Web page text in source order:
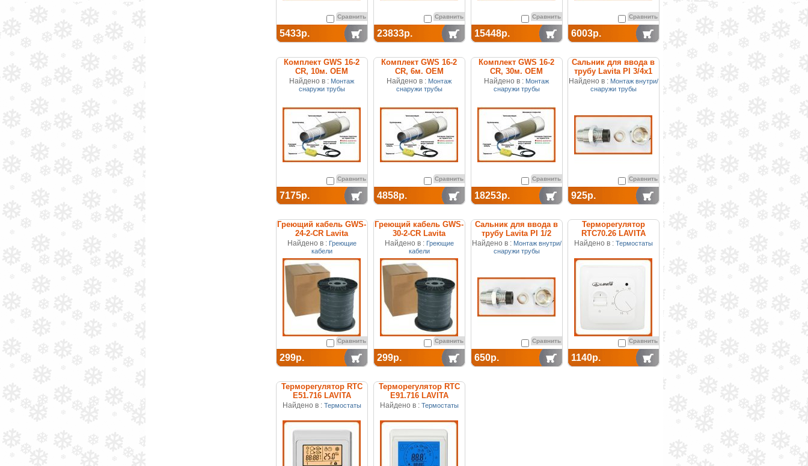
Сравнить
5433р.
Сравнить
23833р.
Сравнить
15448р.
Сравнить
6003р.
Комплект GWS 16-2
CR, 10м. ОЕМ
Найдено в : Монтаж
снаружи трубы
Сравнить
7175р.
Комплект GWS 16-2
CR, 6м. ОЕМ
Найдено в : Монтаж
снаружи трубы
Сравнить
4858р.
Комплект GWS 16-2
CR, 30м. ОЕМ
Найдено в : Монтаж
снаружи трубы
Сравнить
18253р.
Сальник для ввода в
трубу Lavita PI 3/4x1
Найдено в : Монтаж внутри/
снаружи трубы
Сравнить
925р.
Греющий кабель GWS-
24-2-CR Lavita
Найдено в : Греющие
кабели
Сравнить
299р.
Греющий кабель GWS-
30-2-CR Lavita
Найдено в : Греющие
кабели
Сравнить
299р.
Сальник для ввода в
трубу Lavita PI 1/2
Найдено в : Монтаж внутри/
снаружи трубы
Сравнить
650р.
Терморегулятор
RTC70.26 LAVITA
Найдено в : Термостаты
Сравнить
1140р.
Терморегулятор RTC
E51.716 LAVITA
Найдено в : Термостаты
Терморегулятор RTC
E91.716 LAVITA
Найдено в : Термостаты